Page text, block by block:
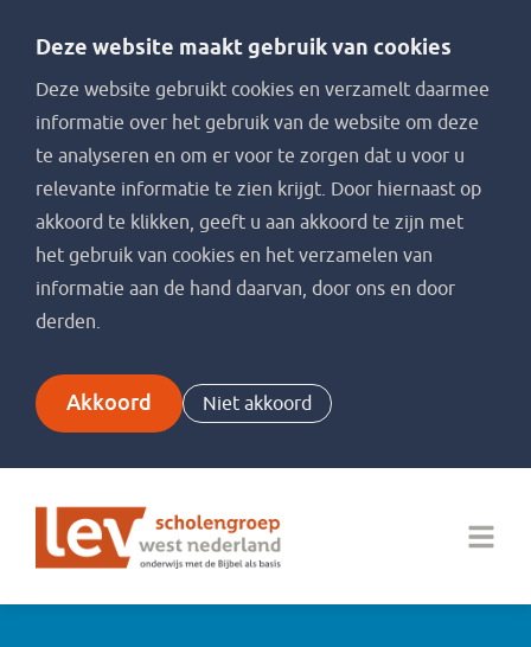
Deze website maakt gebruik van cookies
Deze website gebruikt cookies en verzamelt daarmee
informatie over het gebruik van de website om deze
te analyseren en om er voor te zorgen dat u voor u
relevante informatie te zien krijgt. Door hiernaast op
akkoord te klikken, geeft u aan akkoord te zijn met
het gebruik van cookies en het verzamelen van
informatie aan de hand daarvan, door ons en door
derden.
Akkoord Niet akkoord